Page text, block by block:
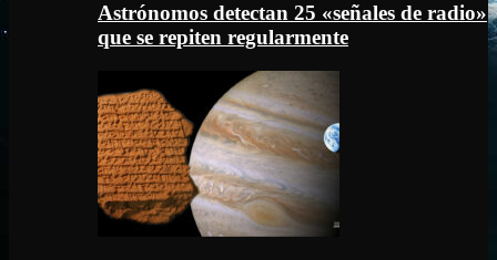
Astrónomos detectan 25 «señales de radio»
que se repiten regularmente